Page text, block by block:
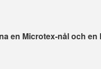
en Microtex-nåloch en